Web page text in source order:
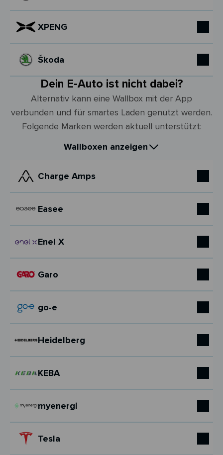
XPENG
Škoda
Dein E-Auto ist nicht dabei?
Alternativ kann eine Wallbox mit der App
verbunden und für smartes Laden genutzt werden.
Folgende Marken werden aktuell unterstützt:
Wallboxen anzeigen
Charge Amps
Easee
Enel X
Garo
go-e
Heidelberg
KEBA
myenergi
Tesla